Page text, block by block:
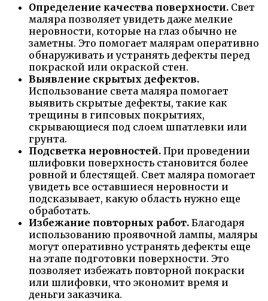
Определение качества поверхности. Свет
маляра позволяет увидеть даже мелкие
неровности, которые на глаз обычно не
заметны. Это помогает малярам оперативно
обнаруживать и устранять дефекты перед
покраской или окраской стен.
Выявление скрытых дефектов.
Использование света маляра помогает
выявить скрытые дефекты, такие как
трещины в гипсовых покрытиях,
скрывающиеся под слоем шпатлевки или
грунта.
Подсветка неровностей. При проведении
шлифовки поверхность становится более
ровной и блестящей. Свет маляра помогает
увидеть все оставшиеся неровности и
подсказывает, какую область нужно еще
обработать.
Избежание повторных работ. Благодаря
использованию проявочной лампы, маляры
могут оперативно устранять дефекты еще
на этапе подготовки поверхности. Это
позволяет избежать повторной покраски
или шлифовки, что экономит время и
деньги заказчика.